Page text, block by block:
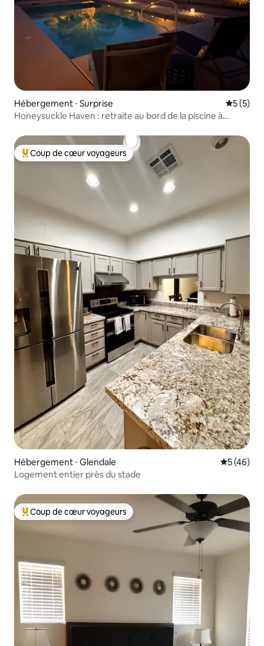
Hébergement ⋅ Surprise
5 (5)
Honeysuckle Haven : retraite au bord de la piscine à
Coups de cœur voyageurs les plus appréciés
Coup de cœur voyageurs
Hébergement ⋅ Glendale
5 (46)
Logement entier près du stade
Coups de cœur voyageurs les plus appréciés
Coup de cœur voyageurs